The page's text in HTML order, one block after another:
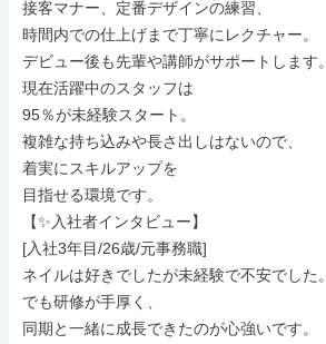
接客マナー、定番デザインの練習、
時間内での仕上げまで丁寧にレクチャー。
デビュー後も先輩や講師がサポートします。
現在活躍中のスタッフは
95％が未経験スタート。
複雑な持ち込みや長さ出しはないので、
着実にスキルアップを
目指せる環境です。
【✨入社者インタビュー】
[入社3年目/26歳/元事務職]
ネイルは好きでしたが未経験で不安でした。
でも研修が手厚く、
同期と一緒に成長できたのが心強いです。